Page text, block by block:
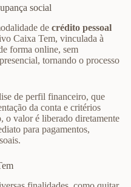
social
de crédito pessoal
Caixa Tem, vinculada à
forma online, sem
tornando o processo
de perfil financeiro, que
da conta e critérios
o valor é liberado diretamente
para pagamentos,